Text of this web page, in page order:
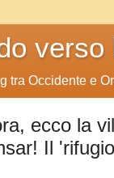
verso
tra Occidente e
ecco la
Il